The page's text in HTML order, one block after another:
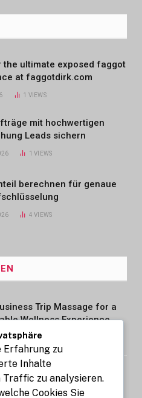
the ultimate exposed faggot
at faggotdirk.com
1 VIEWS
mit hochwertigen
Leads sichern
1VIEWS
berechnen für genaue
4VIEWS
Trip Massage for a
Wellness Experience
express: So gelingt die
in nur 15 Minuten
Erfahrung zu
Inhalte
zu analysieren.
Cookies Sie